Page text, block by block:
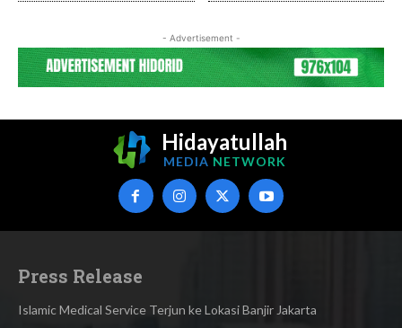
- Advertisement -
Hidayatullah
MEDIA NETWORK
Press Release
Islamic Medical Service Terjun ke Lokasi Banjir Jakarta